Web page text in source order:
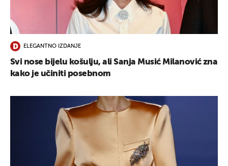
ELEGANTNO IZDANJE
Svi nose bijelu košulju, ali Sanja Musić Milanović zna
kako je učiniti posebnom